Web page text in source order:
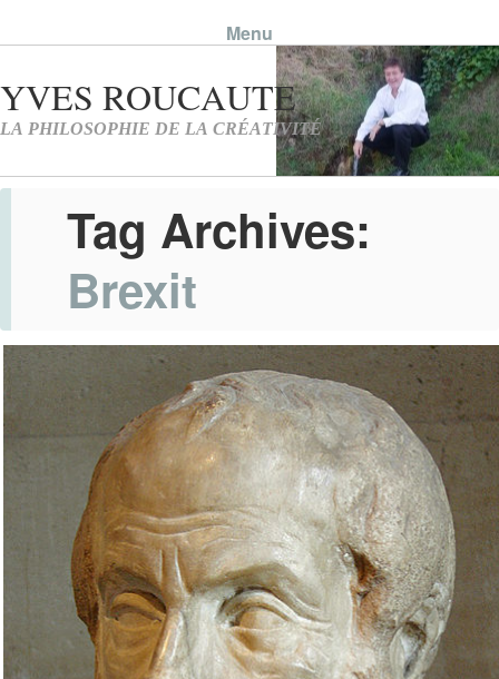
Menu
Skip to content
Tag Archives:
Brexit